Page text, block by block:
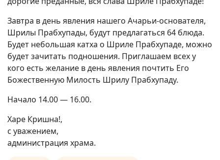
Завтра в день явления нашего Ачарьи-основателя,
Шрилы Прабхупады, будут предлагаться 64 блюда.
Будет небольшая катха о Шриле Прабхупаде, можно
будет зачитать подношения. Приглашаем всех у
кого есть желание в день явления почтить Его
Божественную Милость Шрилу Прабхупаду.
Начало 14.00 — 16.00.
Харе Кришна!,
с уважением,
администрация храма.